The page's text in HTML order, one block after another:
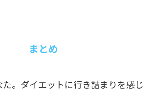
まとめ
。ダイエットに行き詰まりを感じ